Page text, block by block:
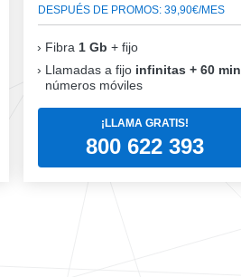
DESPUÉS DE PROMOS: 39,90€/MES
Fibra 1 Gb + fijo
Llamadas a fijo infinitas + 60 min
números móviles
¡LLAMA GRATIS!
800 622 393